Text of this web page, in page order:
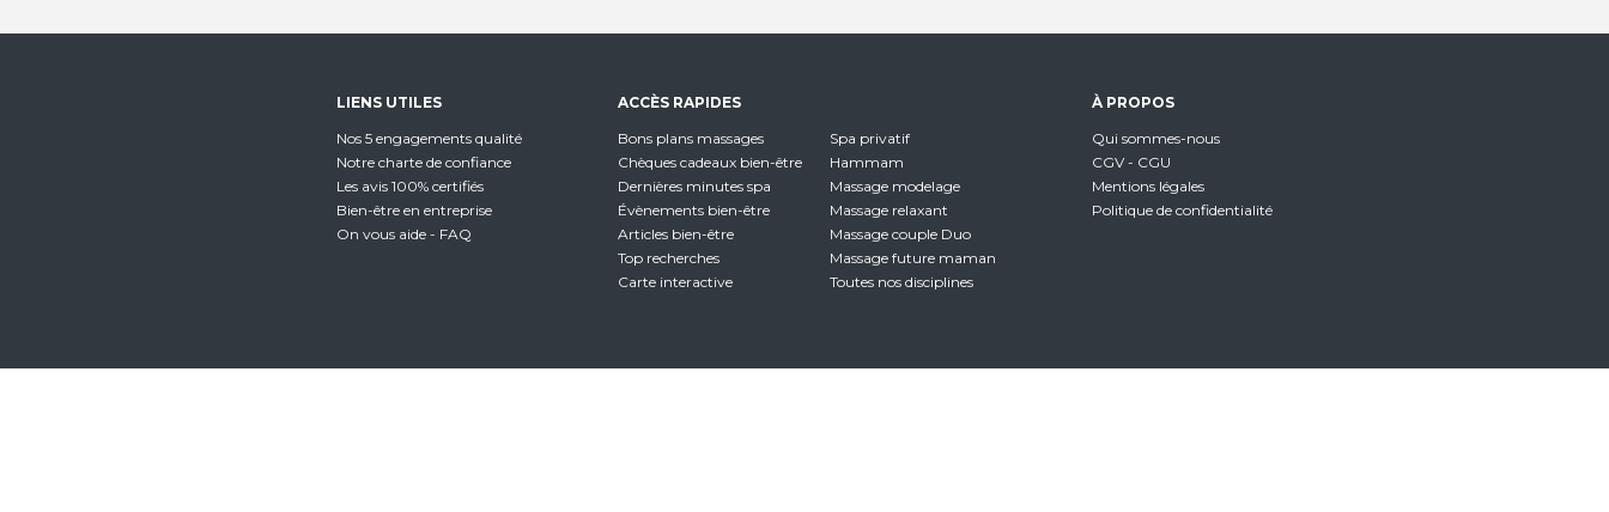
LIENS UTILES
Nos 5 engagements qualité
Notre charte de confiance
Les avis 100% certifiés
Bien-être en entreprise
On vous aide - FAQ
ACCÈS RAPIDES
Bons plans massages
Chèques cadeaux bien-être
Dernières minutes spa
Évènements bien-être
Articles bien-être
Top recherches
Carte interactive
Spa privatif
Hammam
Massage modelage
Massage relaxant
Massage couple Duo
Massage future maman
Toutes nos disciplines
À PROPOS
Qui sommes-nous
CGV - CGU
Mentions légales
Politique de confidentialité